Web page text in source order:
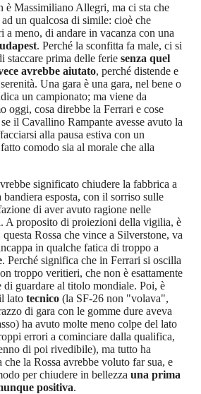
è Massimiliano Allegri, ma ci sta che
un qualcosa di simile: cioè che
a meno, di andare in vacanza con una
. Perché la sconfitta fa male, ci si
staccare prima delle ferie senza quel
avrebbe aiutato, perché distende e
Una gara è una gara, nel bene o
un campionato; ma viene da
oggi, cosa direbbe la Ferrari e cose
il Cavallino Rampante avesse avuto la
alla pausa estiva con un
comodo sia al morale che alla
significato chiudere la fabbrica a
esposta, con il sorriso sulle
di aver avuto ragione nelle
A proposito di proiezioni della vigilia, è
Rossa che vince a Silverstone, va
in qualche fatica di troppo a
. Perché significa che in Ferrari si oscilla
troppo veritieri, che non è esattamente
di guardare al titolo mondiale. Poi, è
lato tecnico (la SF-26 non "volava",
di gara con le gomme dure aveva
ha avuto molte meno colpe del lato
errori a cominciare dalla qualifica,
di poi rivedibile), ma tutto ha
la Rossa avrebbe voluto far sua, e
per chiudere in bellezza una prima
positiva.